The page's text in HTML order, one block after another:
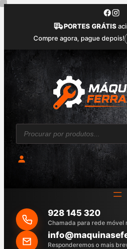
Saltar
conteúdo
PORTES GRÁTIS
Compre agora, pague depois!
P
o
u
r
c
h
928 145 320
Chamada para rede móvel
Responderemos o mais